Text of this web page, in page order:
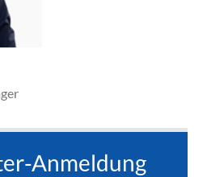
Anmeldung